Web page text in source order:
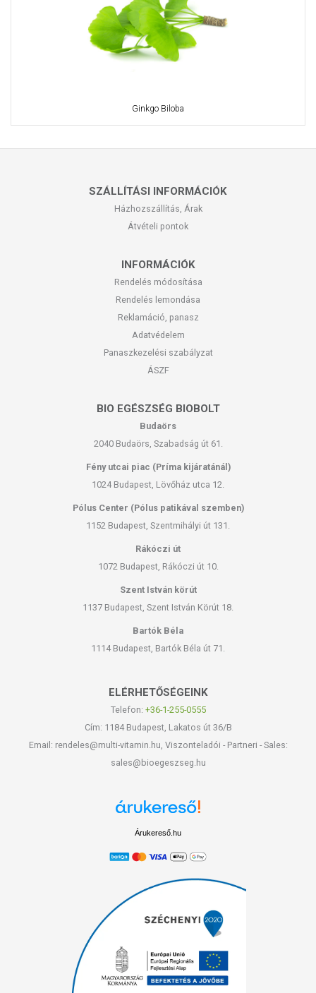
Ginkgo Biloba
SZÁLLÍTÁSI INFORMÁCIÓK
Házhozszállítás, Árak
Átvételi pontok
INFORMÁCIÓK
Rendelés módosítása
Rendelés lemondása
Reklamáció, panasz
Adatvédelem
Panaszkezelési szabályzat
ÁSZF
BIO EGÉSZSÉG BIOBOLT
Budaörs
2040 Budaörs, Szabadság út 61.
Fény utcai piac (Príma kijáratánál)
1024 Budapest, Lövőház utca 12.
Pólus Center (Pólus patikával szemben)
1152 Budapest, Szentmihályi út 131.
Rákóczi út
1072 Budapest, Rákóczi út 10.
Szent István körút
1137 Budapest, Szent István Körút 18.
Bartók Béla
1114 Budapest, Bartók Béla út 71.
ELÉRHETŐSÉGEINK
Telefon: +36-1-255-0555
Cím: 1184 Budapest, Lakatos út 36/B
Email: rendeles@multi-vitamin.hu, Viszonteladói - Partneri - Sales:
sales@bioegeszseg.hu
Árukereső.hu